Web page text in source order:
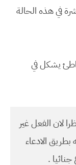
في هذه الحالة
يشكل في
" نظرا لان الفعل غير
بطريق الادعاء
جنائيا .